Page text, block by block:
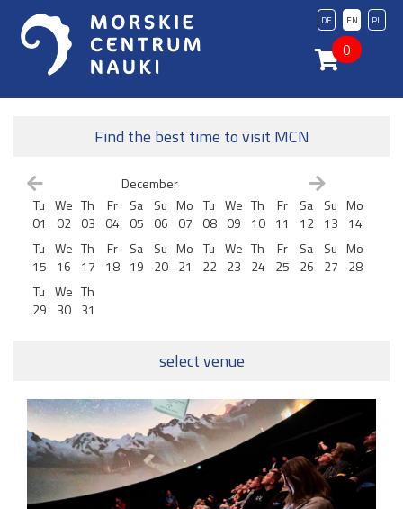
PL
EN
DE
0
Find the best time to visit MCN
December
Tu
01
We
02
Th
03
Fr
04
Sa
05
Su
06
Mo
07
Tu
08
We
09
Th
10
Fr
11
Sa
12
Su
13
Mo
14
Tu
15
We
16
Th
17
Fr
18
Sa
19
Su
20
Mo
21
Tu
22
We
23
Th
24
Fr
25
Sa
26
Su
27
Mo
28
Tu
29
We
30
Th
31
select venue